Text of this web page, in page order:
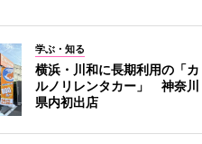
学ぶ・知る
横浜・川和に長期利用の「カ
ルノリレンタカー」 神奈川
県内初出店